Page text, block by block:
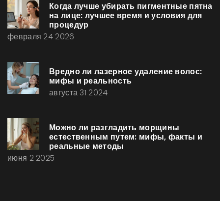
Когда лучше убирать пигментные пятна
на лице: лучшее время и условия для
процедур
февраля 24 2026
Вредно ли лазерное удаление волос:
мифы и реальность
августа 31 2024
Можно ли разгладить морщины
естественным путем: мифы, факты и
реальные методы
июня 2 2025